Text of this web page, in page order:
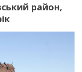
район,